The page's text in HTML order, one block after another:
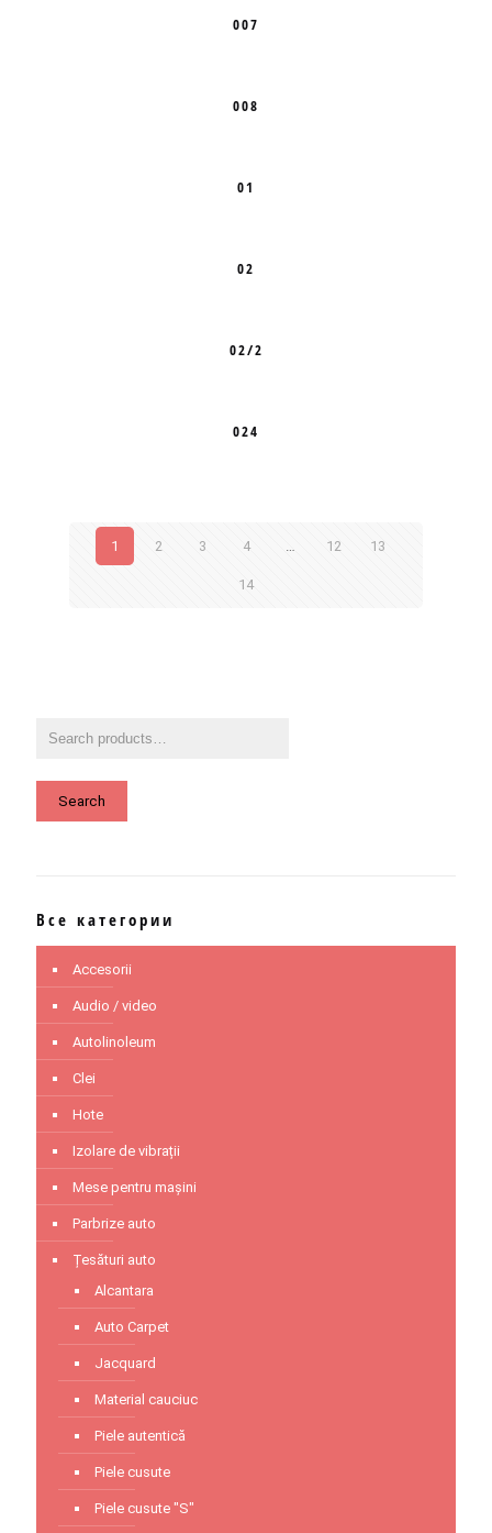
007
008
01
02
02/2
024
1 2 3 4 12 13
14
Search
Все категории
Accesorii
Audio / video
Autolinoleum
Clei
Hote
Izolare de vibrații
Mese pentru mașini
Parbrize auto
Țesături auto
Alcantara
Auto Carpet
Jacquard
Material cauciuc
Piele autentică
Piele cusute
Piele cusute "S"